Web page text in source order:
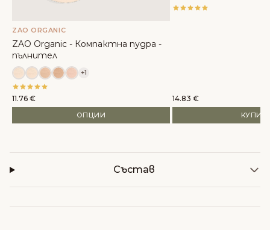
ZAO ORGANIC
ZAO Organic - Компактна пудра -
пълнител
+1
11.76 €
ОПЦИИ
14.83€
КУПИ
Състав